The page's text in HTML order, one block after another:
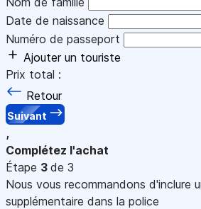
Date de naissance
Numéro de passeport
Ajouter un touriste
Prix total :
Retour
Suivant
,
Complétez l'achat
Étape 3 de 3
Nous vous recommandons d'inclure
supplémentaire dans la police